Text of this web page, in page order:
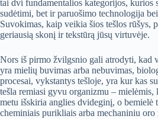
tai dvi fundamentalios kategorijos, kurios
sudėtimi, bet ir paruošimo technologija
Suvokimas, kaip veikia šios tešlos rūšys,
geriausią skonį ir tekstūrą jūsų virtuvėje.
Nors iš pirmo žvilgsnio gali atrodyti, kad
yra mielių buvimas arba nebuvimas,
procesai, vykstantys tešloje, yra kur kas
tešla remiasi gyvu organizmu – mielėmis,
metu išskiria anglies dvideginį, o bemielė
cheminiais purikliais arba mechaniniu oro